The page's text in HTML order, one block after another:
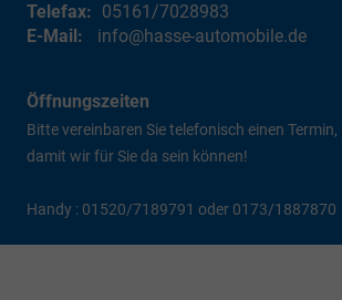
Telefax: 05161/7028983
E-Mail:
info@hasse-automobile.de
Öffnungszeiten
Bitte vereinbaren Sie telefonisch einen Termin,
damit wir für Sie da sein können!
Handy : 01520/7189791 oder 0173/1887870